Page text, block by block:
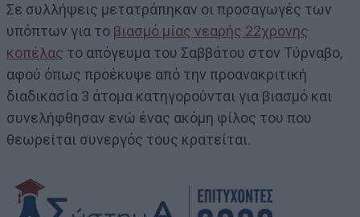
Σε συλλήψεις μετατράπηκαν οι προσαγωγές των
υπόπτων για το βιασμό μίας νεαρής 22χρονης
κοπέλας το απόγευμα του Σαββάτου στον Τύρναβο,
αφού όπως προέκυψε από την προανακριτική
διαδικασία 3 άτομα κατηγορούνται για βιασμό και
συνελήφθησαν ενώ ένας ακόμη φίλος του που
θεωρείται συνεργός τους κρατείται.